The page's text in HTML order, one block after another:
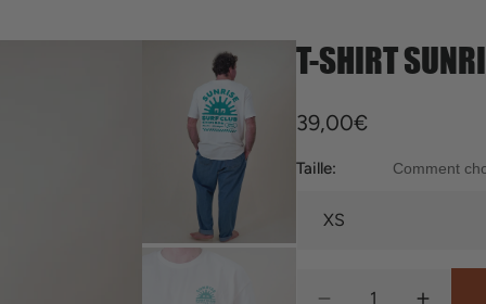
Leashs
T-SHIRT
Prix
39,00€
Taille: Comment